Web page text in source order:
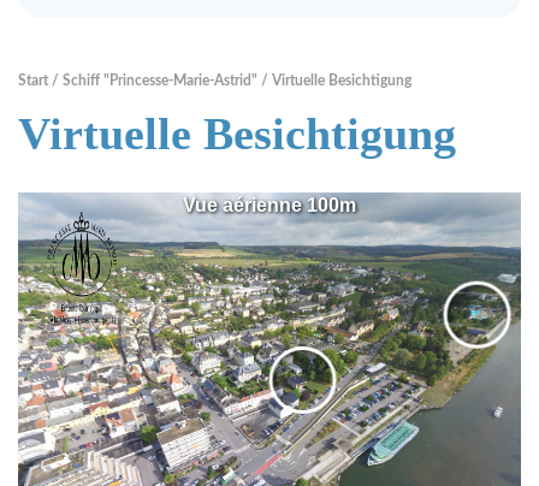
"RentaBike" Stationen
Material (Fahrrad, Helm...)
Sicher und Umweltfreundlich
EVENTS
Start Schiff "Princesse-Marie-Astrid" Virtuelle Besichtigung
Virtuelle Besichtigung